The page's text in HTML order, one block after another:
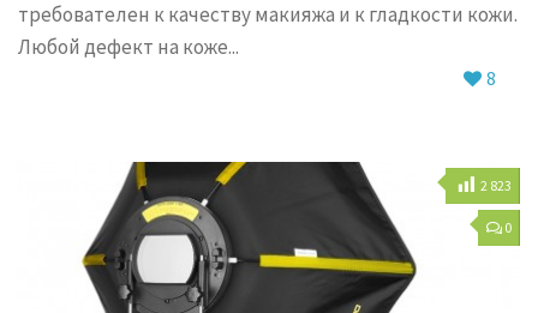
требователен к качеству макияжа и к гладкости кожи.
Любой дефект на коже...
8
0
2 823